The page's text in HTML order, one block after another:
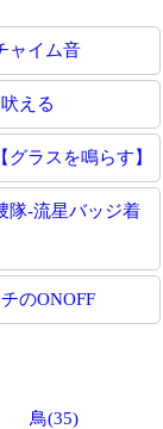
ャイム音
える
グラスを鳴らす】
隊-流星バッジ着
のONOFF
鳥(35)